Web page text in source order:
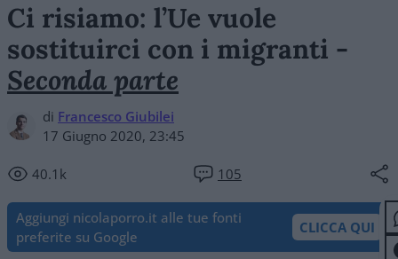
Ci risiamo: l’Ue vuole
sostituirci con i migranti -
Seconda parte
di Francesco Giubilei
17 Giugno 2020, 23:45
40.1k 105
Aggiungi nicolaporro.it alle tue fonti
preferite su Google
CLICCA QUI